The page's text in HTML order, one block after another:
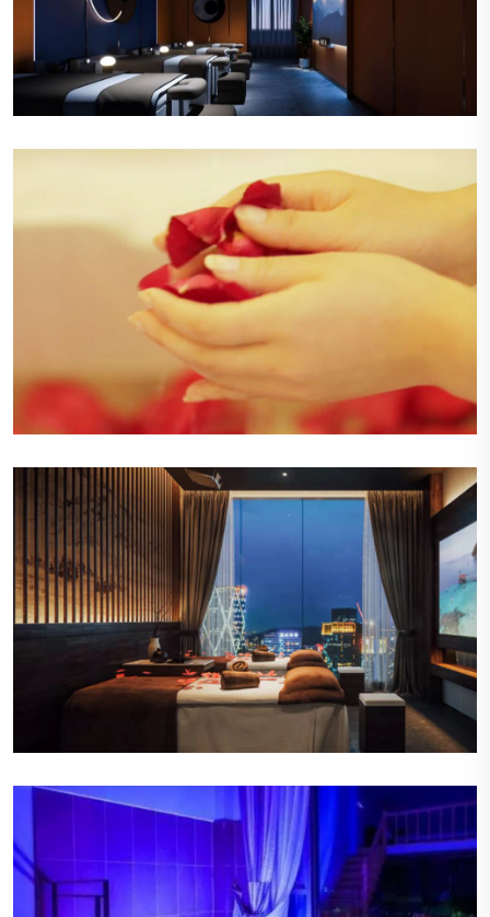
舒适的休息区
休息区布置有舒适的沙发和柔软的靠垫，旁边是明
亮的落地窗，让自然光线洒满整个空间，顾客可以
在这里悠闲地阅读或交谈。
宜人的香氛
空气中弥漫着淡淡的香薰气息，这些香氛不仅令人
愉悦，还能帮助顾客放松心情，提升整体的感官享
受。
柔和的照明
会所内的照明设计巧妙，营造出温暖而柔和的光
线，既不会太过刺眼，也不会显得昏暗，为顾客提